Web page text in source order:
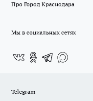
Про Город Краснодара
Мы в социальных сетях
Telegram